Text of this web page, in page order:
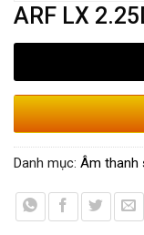
ARF LX
Danh mục: Âm thanh